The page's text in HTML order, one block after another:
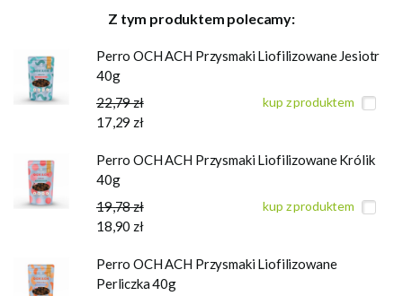
Z tym produktem polecamy:
Perro OCH ACH Przysmaki Liofilizowane Jesiotr
40g
22,79 zł
17,29 zł
kup z produktem
Perro OCH ACH Przysmaki Liofilizowane Królik
40g
19,78 zł
18,90 zł
kup z produktem
Perro OCH ACH Przysmaki Liofilizowane
Perliczka 40g